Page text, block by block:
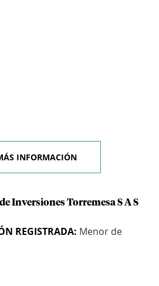
INFORMACIÓN
Inversiones Torremesa S A S
REGISTRADA: Menor de